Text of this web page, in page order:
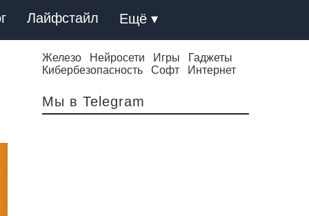
Лайфстайл Ещё ▾
Железо Нейросети Игры
Гаджеты
Кибербезопасность
Софт Интернет
Мы в Telegram